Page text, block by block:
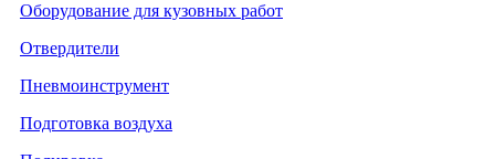
Оборудование для кузовных работ
Отвердители
Пневмоинструмент
Подготовка воздуха